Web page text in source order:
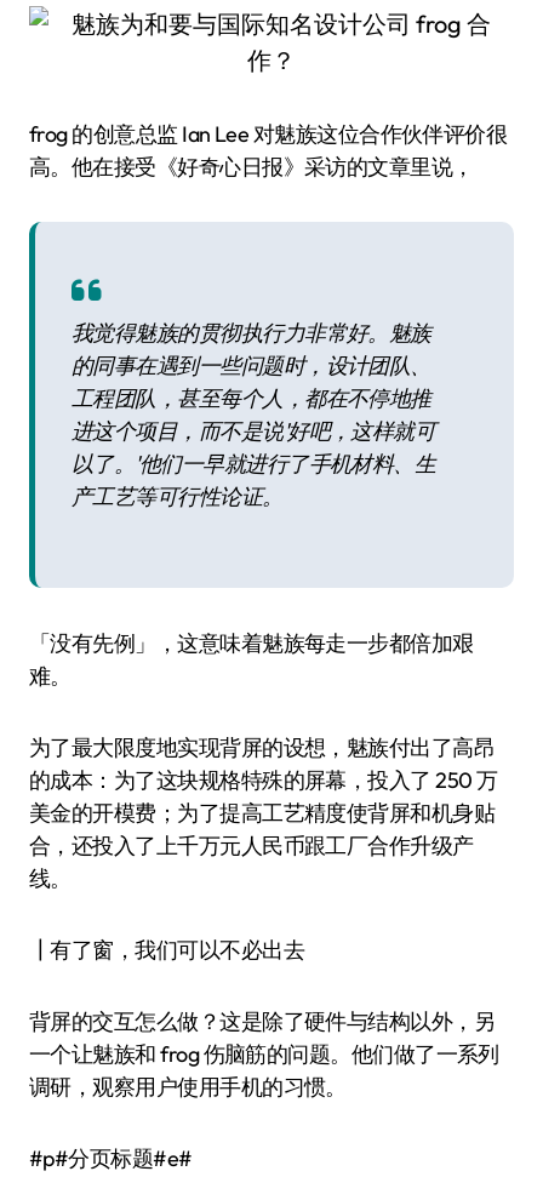
frog 的创意总监 Ian Lee 对魅族这位合作伙伴评价很
高。他在接受《好奇心日报》采访的文章里说，
我觉得魅族的贯彻执行力非常好。魅族
的同事在遇到一些问题时，设计团队、
工程团队，甚至每个人，都在不停地推
进这个项目，而不是说'好吧，这样就可
以了。'他们一早就进行了手机材料、生
产工艺等可行性论证。
「没有先例」，这意味着魅族每走一步都倍加艰
难。
为了最大限度地实现背屏的设想，魅族付出了高昂
的成本：为了这块规格特殊的屏幕，投入了 250 万
美金的开模费；为了提高工艺精度使背屏和机身贴
合，还投入了上千万元人民币跟工厂合作升级产
线。
┃有了窗，我们可以不必出去
背屏的交互怎么做？这是除了硬件与结构以外，另
一个让魅族和 frog 伤脑筋的问题。他们做了一系列
调研，观察用户使用手机的习惯。
#p#分页标题#e#